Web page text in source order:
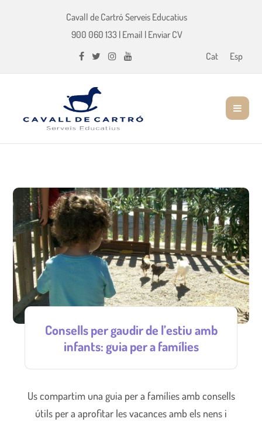
Cavall de Cartró Serveis Educatius
900 060 133| Email | Enviar CV
Cat
Esp
Consells per gaudir de l’estiu amb
infants: guia per a famílies
Us compartim una guia per a famílies amb consells
útils per a aprofitar les vacances amb els nens i